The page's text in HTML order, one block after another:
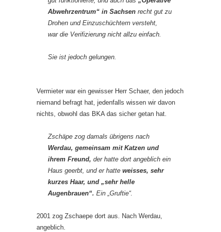
Abwehrzentrum“ in Sachsen recht gut zu
Drohen und Einzuschüchtern versteht,
war die Verifizierung nicht allzu einfach.
Sie ist jedoch gelungen.
Vermieter war ein gewisser Herr Schaer, den jedoch
niemand befragt hat, jedenfalls wissen wir davon
nichts, obwohl das BKA das sicher getan hat.
Zschäpe zog damals übrigens nach
Werdau, gemeinsam mit Katzen und
ihrem Freund, der hatte dort angeblich ein
Haus geerbt, und er hatte weisses, sehr
kurzes Haar, und „sehr helle
Augenbrauen“. Ein „Gruftie“.
2001 zog Zschaepe dort aus. Nach Werdau,
angeblich.